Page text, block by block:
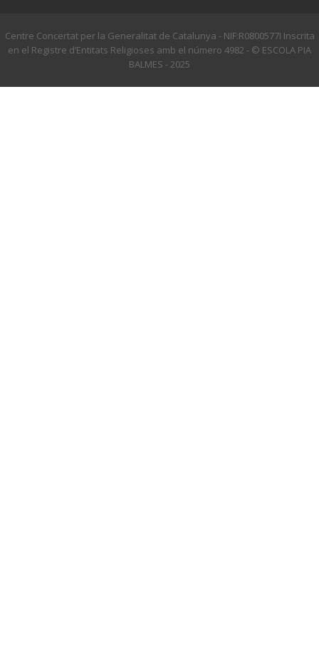
Centre Concertat per la Generalitat de Catalunya - NIF:R0800577I Inscrita
en el Registre d’Entitats Religioses amb el número 4982 - © ESCOLA PIA
BALMES - 2025